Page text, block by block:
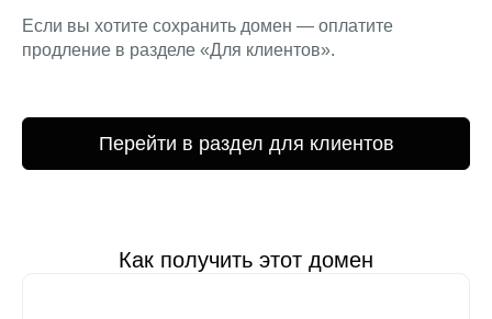
Если вы хотите сохранить домен — оплатите
продление в разделе «Для клиентов».
Перейти в раздел для клиентов
Как получить этот домен